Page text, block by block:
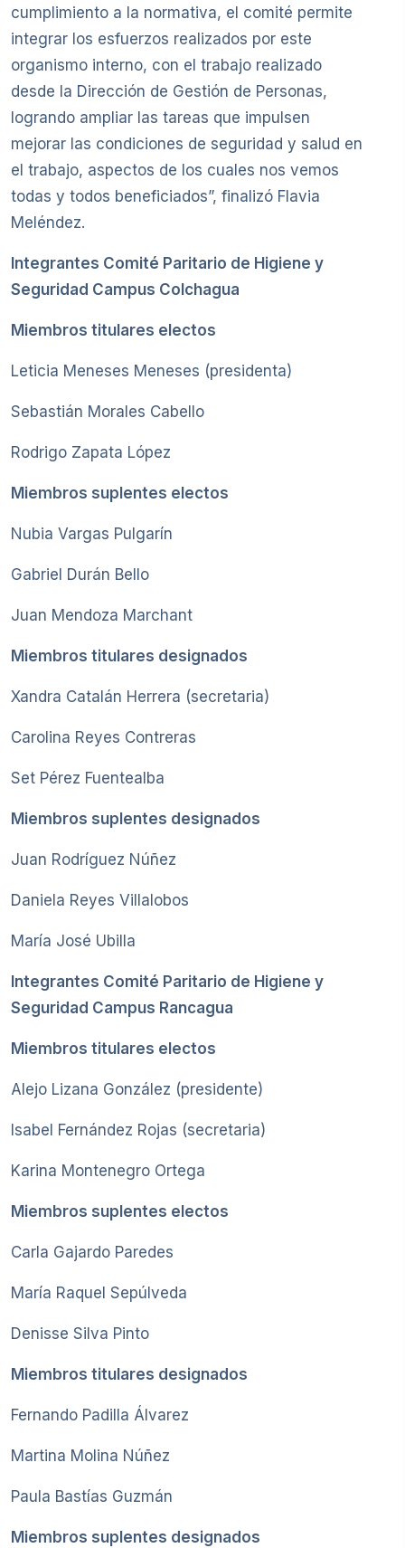
cumplimiento a la normativa, el comité permite
integrar los esfuerzos realizados por este
organismo interno, con el trabajo realizado
desde la Dirección de Gestión de Personas,
logrando ampliar las tareas que impulsen
mejorar las condiciones de seguridad y salud en
el trabajo, aspectos de los cuales nos vemos
todas y todos beneficiados”, finalizó Flavia
Meléndez.
Integrantes Comité Paritario de Higiene y
Seguridad Campus Colchagua
Miembros titulares electos
Leticia Meneses Meneses (presidenta)
Sebastián Morales Cabello
Rodrigo Zapata López
Miembros suplentes electos
Nubia Vargas Pulgarín
Gabriel Durán Bello
Juan Mendoza Marchant
Miembros titulares designados
Xandra Catalán Herrera (secretaria)
Carolina Reyes Contreras
Set Pérez Fuentealba
Miembros suplentes designados
Juan Rodríguez Núñez
Daniela Reyes Villalobos
María José Ubilla
Integrantes Comité Paritario de Higiene y
Seguridad Campus Rancagua
Miembros titulares electos
Alejo Lizana González (presidente)
Isabel Fernández Rojas (secretaria)
Karina Montenegro Ortega
Miembros suplentes electos
Carla Gajardo Paredes
María Raquel Sepúlveda
Denisse Silva Pinto
Miembros titulares designados
Fernando Padilla Álvarez
Martina Molina Núñez
Paula Bastías Guzmán
Miembros suplentes designados